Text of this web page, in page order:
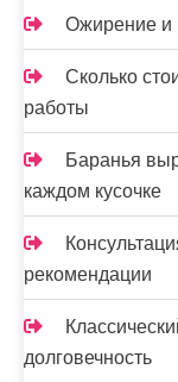
Ожирение и
Сколько
работы
Баранья
каждом кусочке
рекомендации
долговечность